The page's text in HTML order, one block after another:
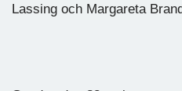
Lassing och Margareta